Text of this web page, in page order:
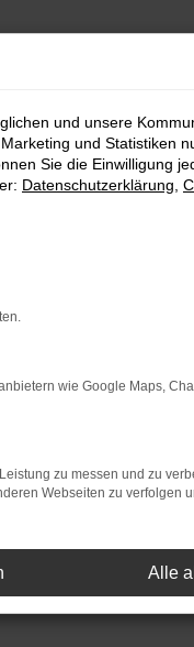
und unsere
und Statistiken
Sie die Einwilligung
Datenschutzerklärung
wie Google Maps,
zu messen und zu
Webseiten zu verfolgen
Alle